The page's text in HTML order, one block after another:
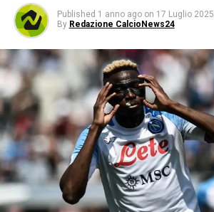
Published 1 anno ago on 17 Luglio 2025
By Redazione CalcioNews24